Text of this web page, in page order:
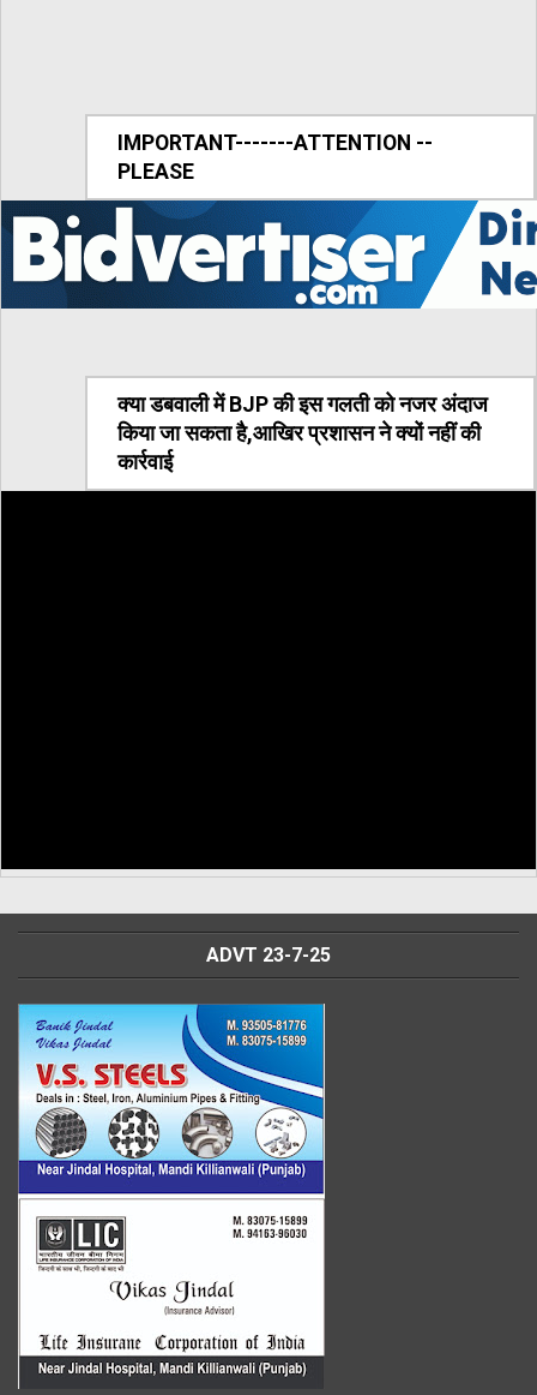
IMPORTANT-------ATTENTION --
PLEASE
क्या डबवाली में BJP की इस गलती को नजर अंदाज
किया जा सकता है,आखिर प्रशासन ने क्यों नहीं की
कार्रवाई
ADVT 23-7-25